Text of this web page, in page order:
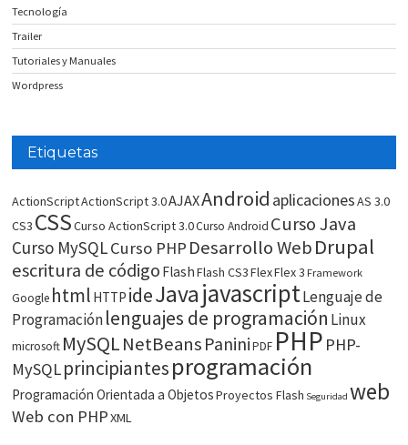
Tecnología
Trailer
Tutoriales y Manuales
Wordpress
Etiquetas
ActionScriptActionScript 3.0AJAXAndroid aplicacionesAS 3.0
CS3 CSSCurso ActionScript 3.0Curso Android Curso Java
Curso MySQLCurso PHP Desarrollo WebDrupal
escritura de código FlashFlash CS3FlexFlex 3 Framework
Google html HTTP ideJavajavascriptLenguaje de
Programaciónlenguajes de programación Linux
microsoft MySQLNetBeans Panini PDF PHP PHP-
MySQLprincipiantesprogramación
Programación Orientada a ObjetosProyectos Flash Seguridad web
Web con PHPXML